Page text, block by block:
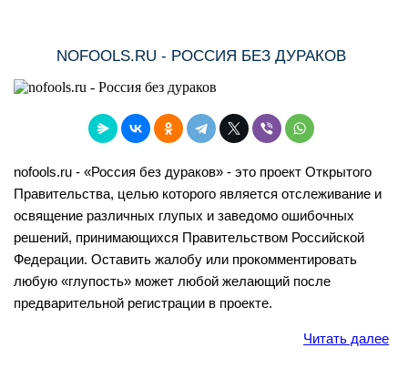
NOFOOLS.RU - РОССИЯ БЕЗ ДУРАКОВ
nofools.ru - «Россия без дураков» - это проект Открытого
Правительства, целью которого является отслеживание и
освящение различных глупых и заведомо ошибочных
решений, принимающихся Правительством Российской
Федерации. Оставить жалобу или прокомментировать
любую «глупость» может любой желающий после
предварительной регистрации в проекте.
Читать далее